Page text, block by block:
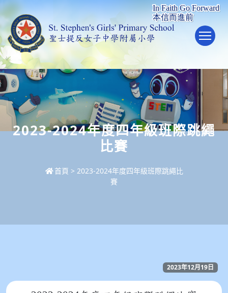
2023-2024年度四年級班際跳繩
比賽
首頁 > 2023-2024年度四年級班際跳繩比
賽
2023年12月19日